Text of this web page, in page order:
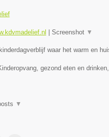
Screenshot ▼
waar het warm en
gezond eten en
▼